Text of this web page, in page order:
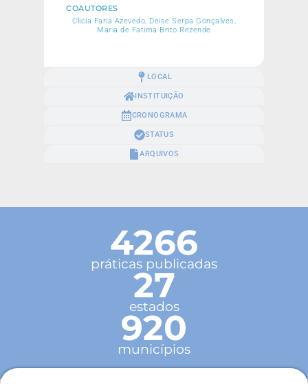
LOCAL
INSTITUIÇÃO
CRONOGRAMA
STATUS
ARQUIVOS
COAUTORES
Clicia Faria Azevedo, Deise Serpa Gonçalves,
Maria de Fatima Brito Rezende
4266
práticas publicadas
27
estados
920
municípios